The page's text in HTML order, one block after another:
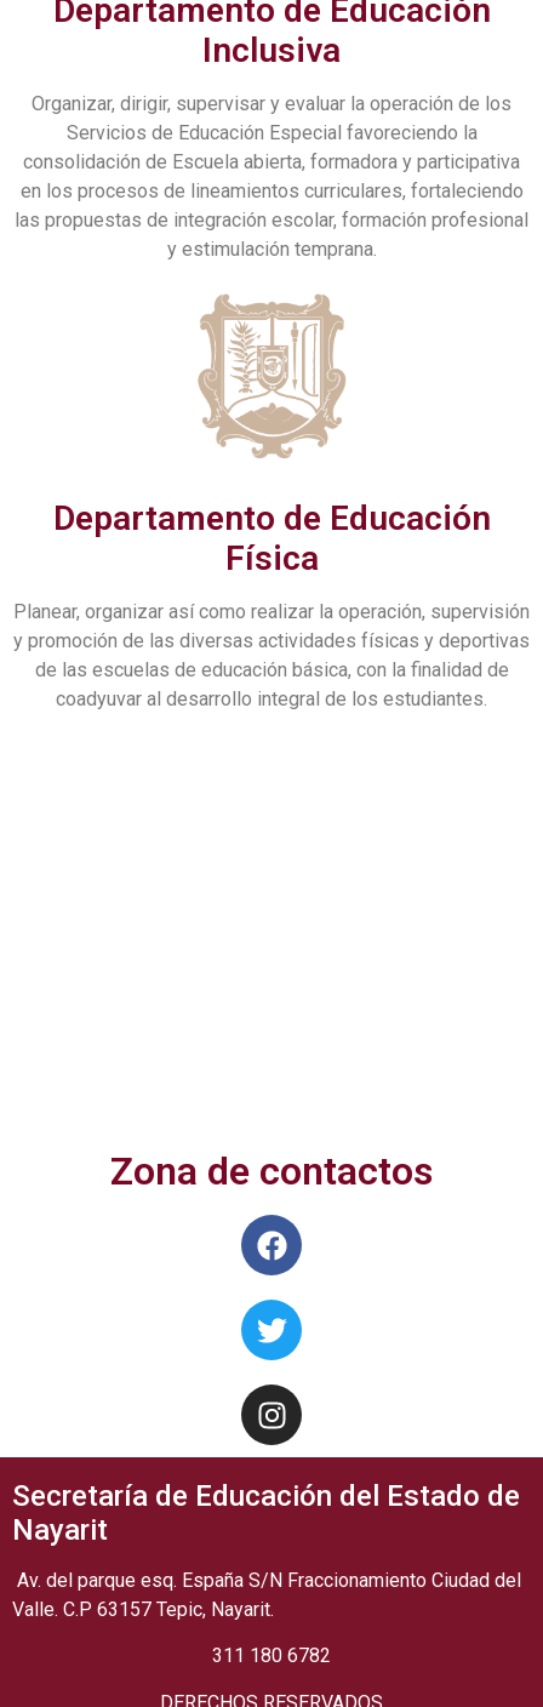
Departamento de Educación
Inclusiva
Organizar, dirigir, supervisar y evaluar la operación de los
Servicios de Educación Especial favoreciendo la
consolidación de Escuela abierta, formadora y participativa
en los procesos de lineamientos curriculares, fortaleciendo
las propuestas de integración escolar, formación profesional
y estimulación temprana.
Departamento de Educación
Física
Planear, organizar así como realizar la operación, supervisión
y promoción de las diversas actividades físicas y deportivas
de las escuelas de educación básica, con la finalidad de
coadyuvar al desarrollo integral de los estudiantes.
Zona de contactos
Secretaría de Educación del Estado de
Nayarit
Av. del parque esq. España S/N Fraccionamiento Ciudad del
Valle. C.P 63157 Tepic, Nayarit.
311 180 6782